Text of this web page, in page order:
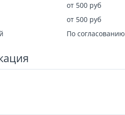
от 500 руб
от 500 руб
По согласованию